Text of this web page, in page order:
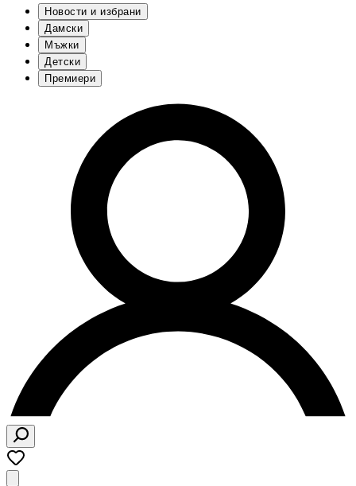
Новости и избрани
Дамски
Мъжки
Детски
Премиери